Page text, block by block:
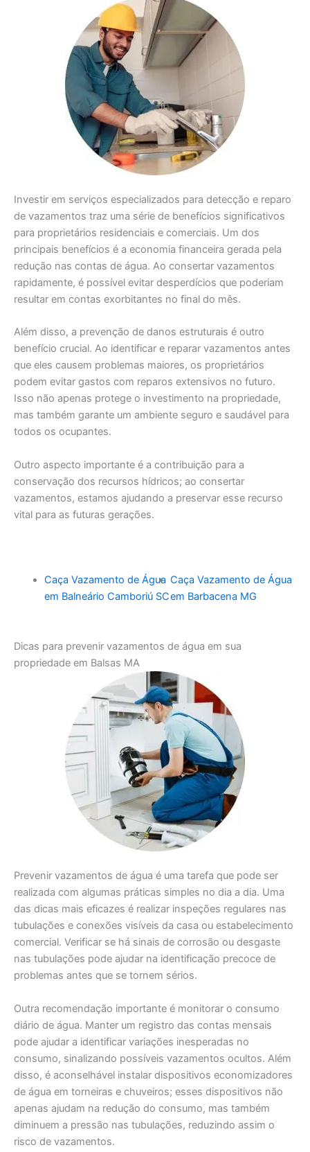
Investir em serviços especializados para detecção e reparo
de vazamentos traz uma série de benefícios significativos
para proprietários residenciais e comerciais. Um dos
principais benefícios é a economia financeira gerada pela
redução nas contas de água. Ao consertar vazamentos
rapidamente, é possível evitar desperdícios que poderiam
resultar em contas exorbitantes no final do mês.
Além disso, a prevenção de danos estruturais é outro
benefício crucial. Ao identificar e reparar vazamentos antes
que eles causem problemas maiores, os proprietários
podem evitar gastos com reparos extensivos no futuro.
Isso não apenas protege o investimento na propriedade,
mas também garante um ambiente seguro e saudável para
todos os ocupantes.
Outro aspecto importante é a contribuição para a
conservação dos recursos hídricos; ao consertar
vazamentos, estamos ajudando a preservar esse recurso
vital para as futuras gerações.
Caça Vazamento de Água
em Balneário Camboriú SC
Caça Vazamento de Água
em Barbacena MG
Dicas para prevenir vazamentos de água em sua
propriedade em Balsas MA
Prevenir vazamentos de água é uma tarefa que pode ser
realizada com algumas práticas simples no dia a dia. Uma
das dicas mais eficazes é realizar inspeções regulares nas
tubulações e conexões visíveis da casa ou estabelecimento
comercial. Verificar se há sinais de corrosão ou desgaste
nas tubulações pode ajudar na identificação precoce de
problemas antes que se tornem sérios.
Outra recomendação importante é monitorar o consumo
diário de água. Manter um registro das contas mensais
pode ajudar a identificar variações inesperadas no
consumo, sinalizando possíveis vazamentos ocultos. Além
disso, é aconselhável instalar dispositivos economizadores
de água em torneiras e chuveiros; esses dispositivos não
apenas ajudam na redução do consumo, mas também
diminuem a pressão nas tubulações, reduzindo assim o
risco de vazamentos.